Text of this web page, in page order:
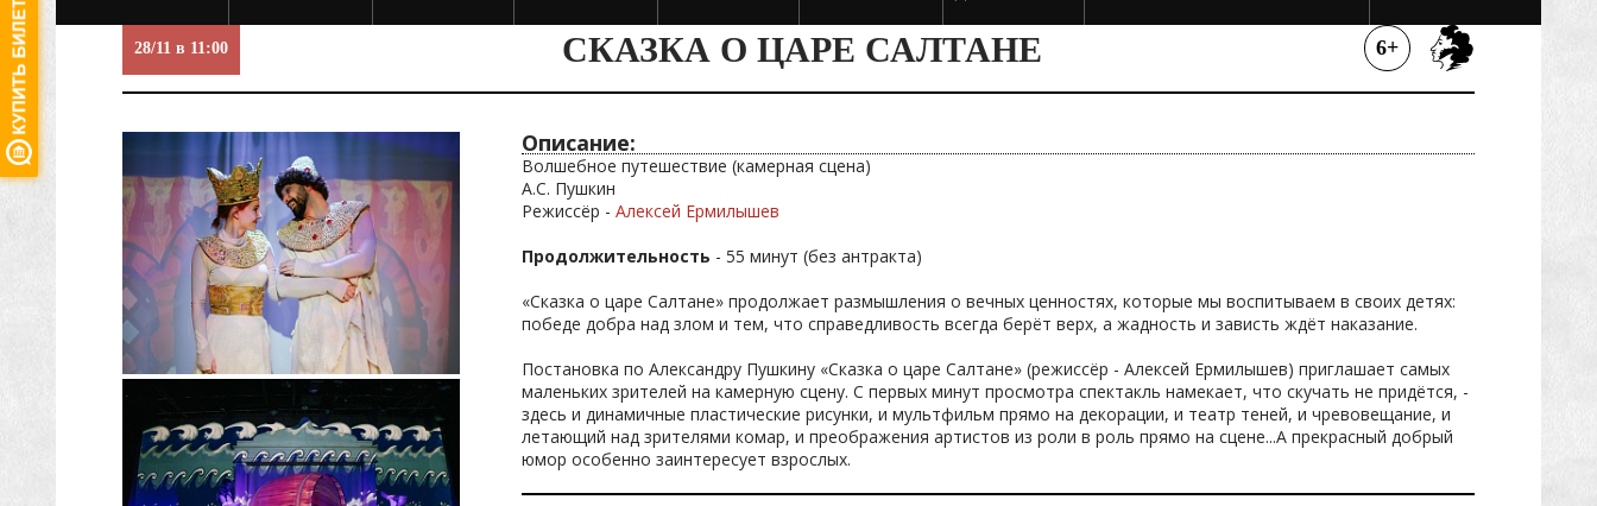
28/11 в 11:00 СКАЗКА О ЦАРЕ САЛТАНЕ 6+
Описание:
Волшебное путешествие (камерная сцена)
А.С. Пушкин
Режиссёр - Алексей Ермилышев
Продолжительность - 55 минут (без антракта)
«Сказка о царе Салтане» продолжает размышления о вечных ценностях, которые мы воспитываем в своих детях:
победе добра над злом и тем, что справедливость всегда берёт верх, а жадность и зависть ждёт наказание.
Постановка по Александру Пушкину «Сказка о царе Салтане» (режиссёр - Алексей Ермилышев) приглашает самых
маленьких зрителей на камерную сцену. С первых минут просмотра спектакль намекает, что скучать не придётся, -
здесь и динамичные пластические рисунки, и мультфильм прямо на декорации, и театр теней, и чревовещание, и
летающий над зрителями комар, и преображения артистов из роли в роль прямо на сцене...А прекрасный добрый
юмор особенно заинтересует взрослых.